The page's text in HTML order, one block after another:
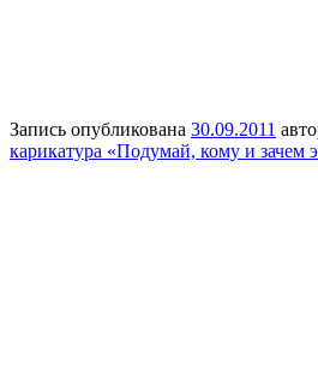
Запись опубликована 30.09.2011
карикатура «Подумай, кому и зачем